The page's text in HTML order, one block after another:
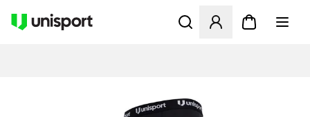
Åbner en Modal til at